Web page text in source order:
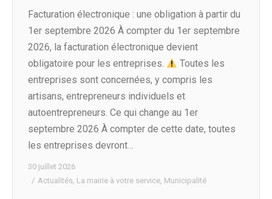
Facturation électronique : une obligation à partir du
1er septembre 2026 À compter du 1er septembre
2026, la facturation électronique devient
obligatoire pour les entreprises.
Toutes les
entreprises sont concernées, y compris les
artisans, entrepreneurs individuels et
autoentrepreneurs. Ce qui change au 1er
septembre 2026 À compter de cette date, toutes
les entreprises devront…
30 juillet 2026
Actualités, La mairie à votre service, Municipalité